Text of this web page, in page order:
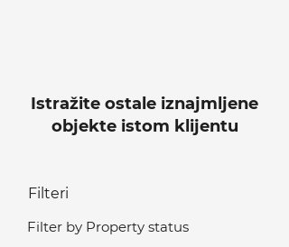
Istražite ostale iznajmljene
objekte istom klijentu
Filteri
Filter by Property status